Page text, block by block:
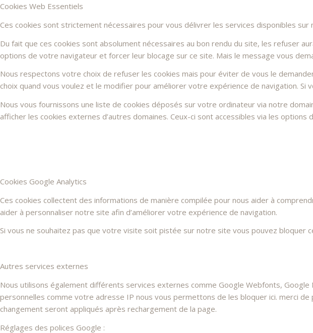
Cookies Web Essentiels
Ces cookies sont strictement nécessaires pour vous délivrer les services disponibles
Du fait que ces cookies sont absolument nécessaires au bon rendu du site, les refuser
options de votre navigateur et forcer leur blocage sur ce site. Mais le message vous
Nous respectons votre choix de refuser les cookies mais pour éviter de vous le
choix quand vous voulez et le modifier pour améliorer votre expérience de navigation.
Nous vous fournissons une liste de cookies déposés sur votre ordinateur via notre
afficher les cookies externes d’autres domaines. Ceux-ci sont accessibles via les options
Cookies Google Analytics
Ces cookies collectent des informations de manière compilée pour nous aider à
aider à personnaliser notre site afin d’améliorer votre expérience de navigation.
Si vous ne souhaitez pas que votre visite soit pistée sur notre site vous pouvez bloquer
Autres services externes
Nous utilisons également différents services externes comme Google Webfonts,
personnelles comme votre adresse IP nous vous permettons de les bloquer ici. merci
changement seront appliqués après rechargement de la page.
Réglages des polices Google :